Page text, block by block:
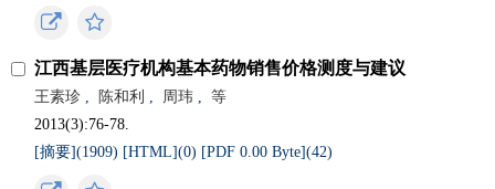
江西基层医疗机构基本药物销售价格测度与建议
王素珍 , 陈和利 , 周玮 ,
等
2013(3):76-78.
[摘要](1909) [HTML](0) [PDF 0.00 Byte](42)